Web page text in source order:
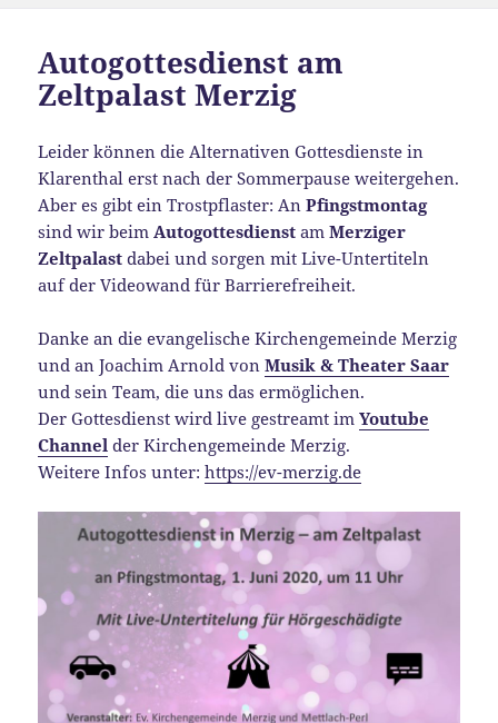
Autogottesdienst am
Zeltpalast Merzig
Leider können die Alternativen Gottesdienste in
Klarenthal erst nach der Sommerpause weitergehen.
Aber es gibt ein Trostpflaster: AnPfingstmontag
sind wir beimAutogottesdienst amMerziger
Zeltpalast dabei und sorgen mit Live-Untertiteln
auf der Videowand für Barrierefreiheit.
Danke an die evangelische Kirchengemeinde Merzig
und an Joachim Arnold vonMusik & Theater Saar
und sein Team, die uns das ermöglichen.
Der Gottesdienst wird live gestreamt imYoutube
Channel der Kirchengemeinde Merzig.
Weitere Infos unter:https://ev-merzig.de